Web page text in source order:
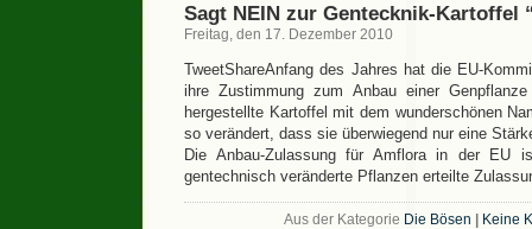
Sagt NEIN zur Gentecknik-Kartoffel
Freitag, den 17. Dezember 2010
TweetShareAnfang des Jahres hat die EU-
ihre Zustimmung zum Anbau einer
hergestellte Kartoffel mit dem wunderschönen
so verändert, dass sie überwiegend nur eine
Die Anbau-Zulassung für Amflora in der EU
gentechnisch veränderte Pflanzen erteilte
Aus der Kategorie Die Bösen Keine